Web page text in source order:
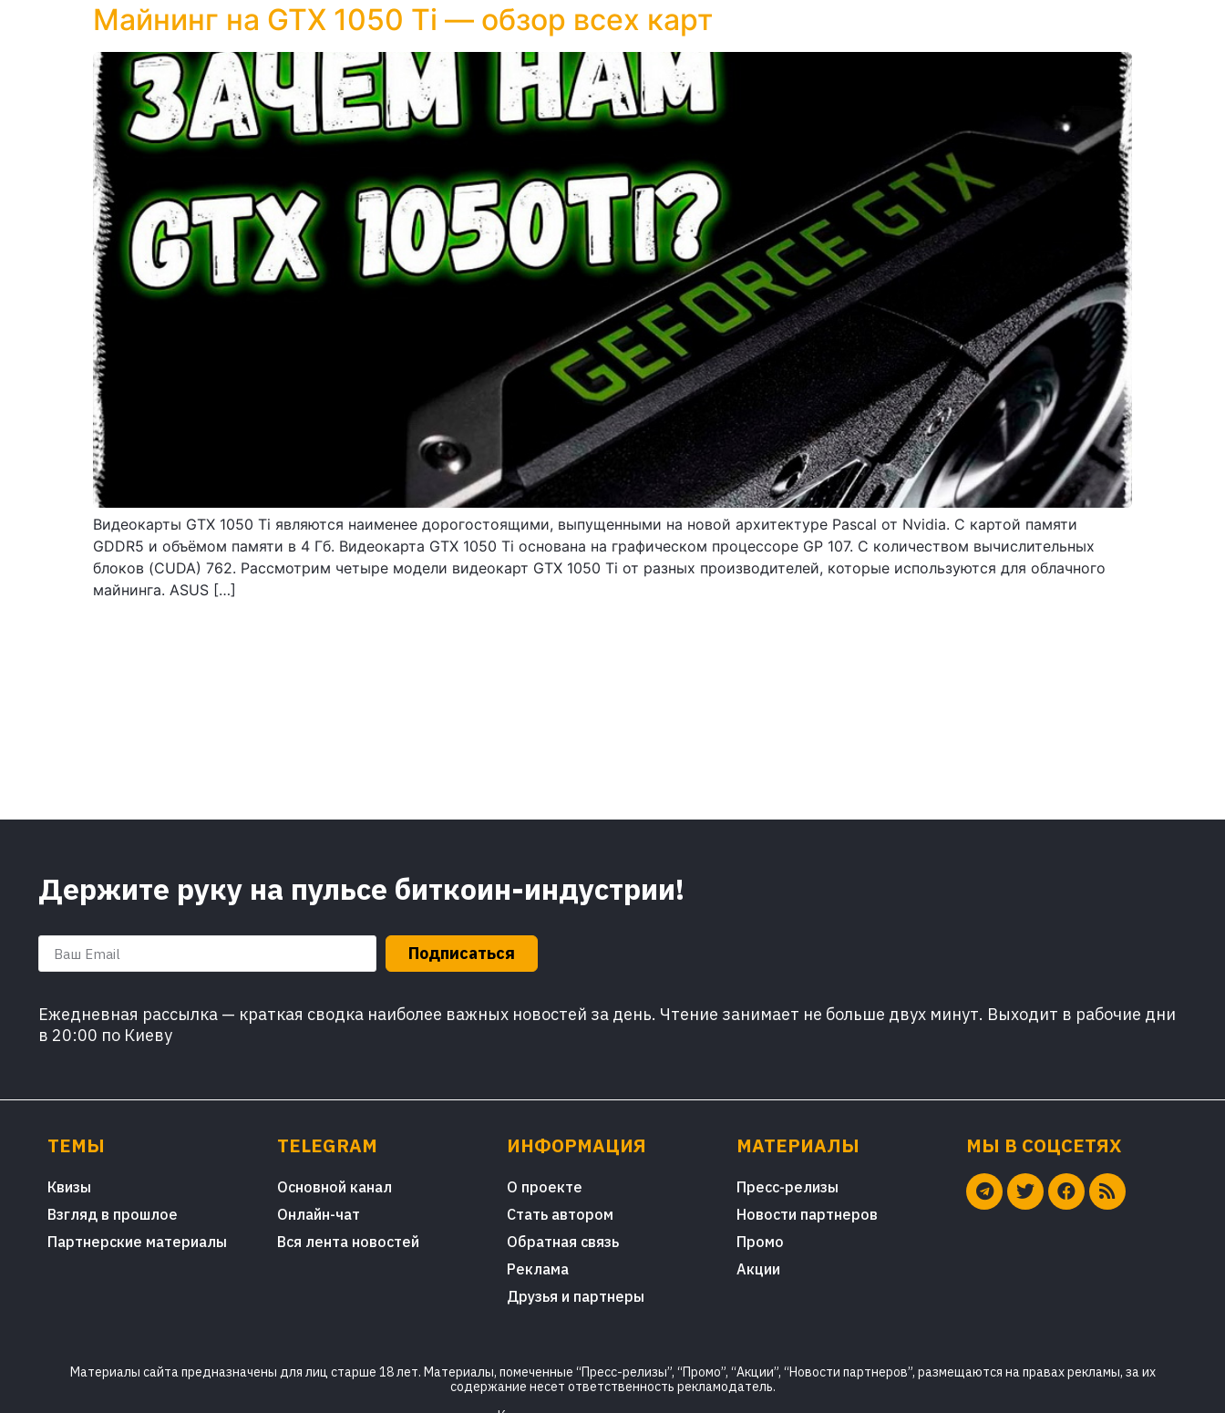
Майнинг на GTX 1050 Ti — обзор всех карт
Видеокарты GTX 1050 Ti являются наименее дорогостоящими, выпущенными на новой архитектуре Pascal от Nvidia. С картой памяти
GDDR5 и объёмом памяти в 4 Гб. Видеокарта GTX 1050 Ti основана на графическом процессоре GP 107. С количеством вычислительных
блоков (CUDA) 762. Рассмотрим четыре модели видеокарт GTX 1050 Ti от разных производителей, которые используются для облачного
майнинга. ASUS […]
Держите руку на пульсе биткоин-индустрии!
Подписаться
Ежедневная рассылка — краткая сводка наиболее важных новостей за день. Чтение занимает не больше двух минут. Выходит в рабочие дни
в 20:00 по Киеву
ТЕМЫ
Квизы
Взгляд в прошлое
Партнерские материалы
TELEGRAM
Основной канал
Онлайн-чат
Вся лента новостей
ИНФОРМАЦИЯ
О проекте
Стать автором
Обратная связь
Реклама
Друзья и партнеры
МАТЕРИАЛЫ
Пресс-релизы
Новости партнеров
Промо
Акции
МЫ В СОЦСЕТЯХ
Материалы сайта предназначены для лиц старше 18 лет. Материалы, помеченные “Пресс-релизы”, “Промо”, “Акции”, “Новости партнеров”, размещаются на правах рекламы, за их
содержание несет ответственность рекламодатель.